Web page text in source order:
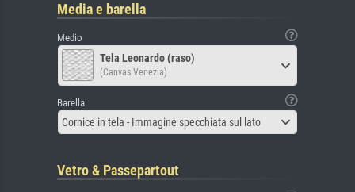
Media e barella
Medio
Tela Leonardo (raso)
(Canvas Venezia)
Barella
Cornice in tela - Immagine specchiata sul lato
Vetro & Passepartout